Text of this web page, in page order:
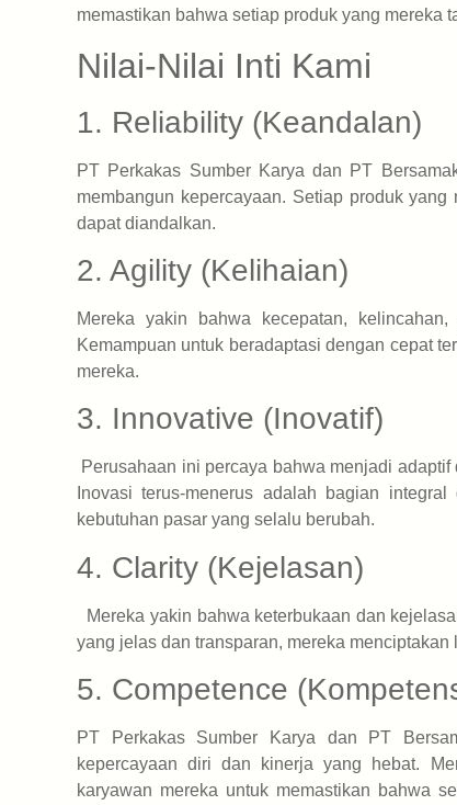
memastikan bahwa setiap produk yang mereka
Nilai-Nilai Inti Kami
1. Reliability (Keandalan)
PT Perkakas Sumber Karya dan PT
membangun kepercayaan. Setiap produk
dapat diandalkan.
2. Agility (Kelihaian)
Mereka yakin bahwa kecepatan,
Kemampuan untuk beradaptasi dengan cepat
mereka.
3. Innovative (Inovatif)
Perusahaan ini percaya bahwa menjadi
Inovasi terus-menerus adalah bagian
kebutuhan pasar yang selalu berubah.
4. Clarity (Kejelasan)
Mereka yakin bahwa keterbukaan dan
yang jelas dan transparan, mereka
5. Competence
PT Perkakas Sumber Karya dan PT
kepercayaan diri dan kinerja yang hebat.
karyawan mereka untuk memastikan bahwa